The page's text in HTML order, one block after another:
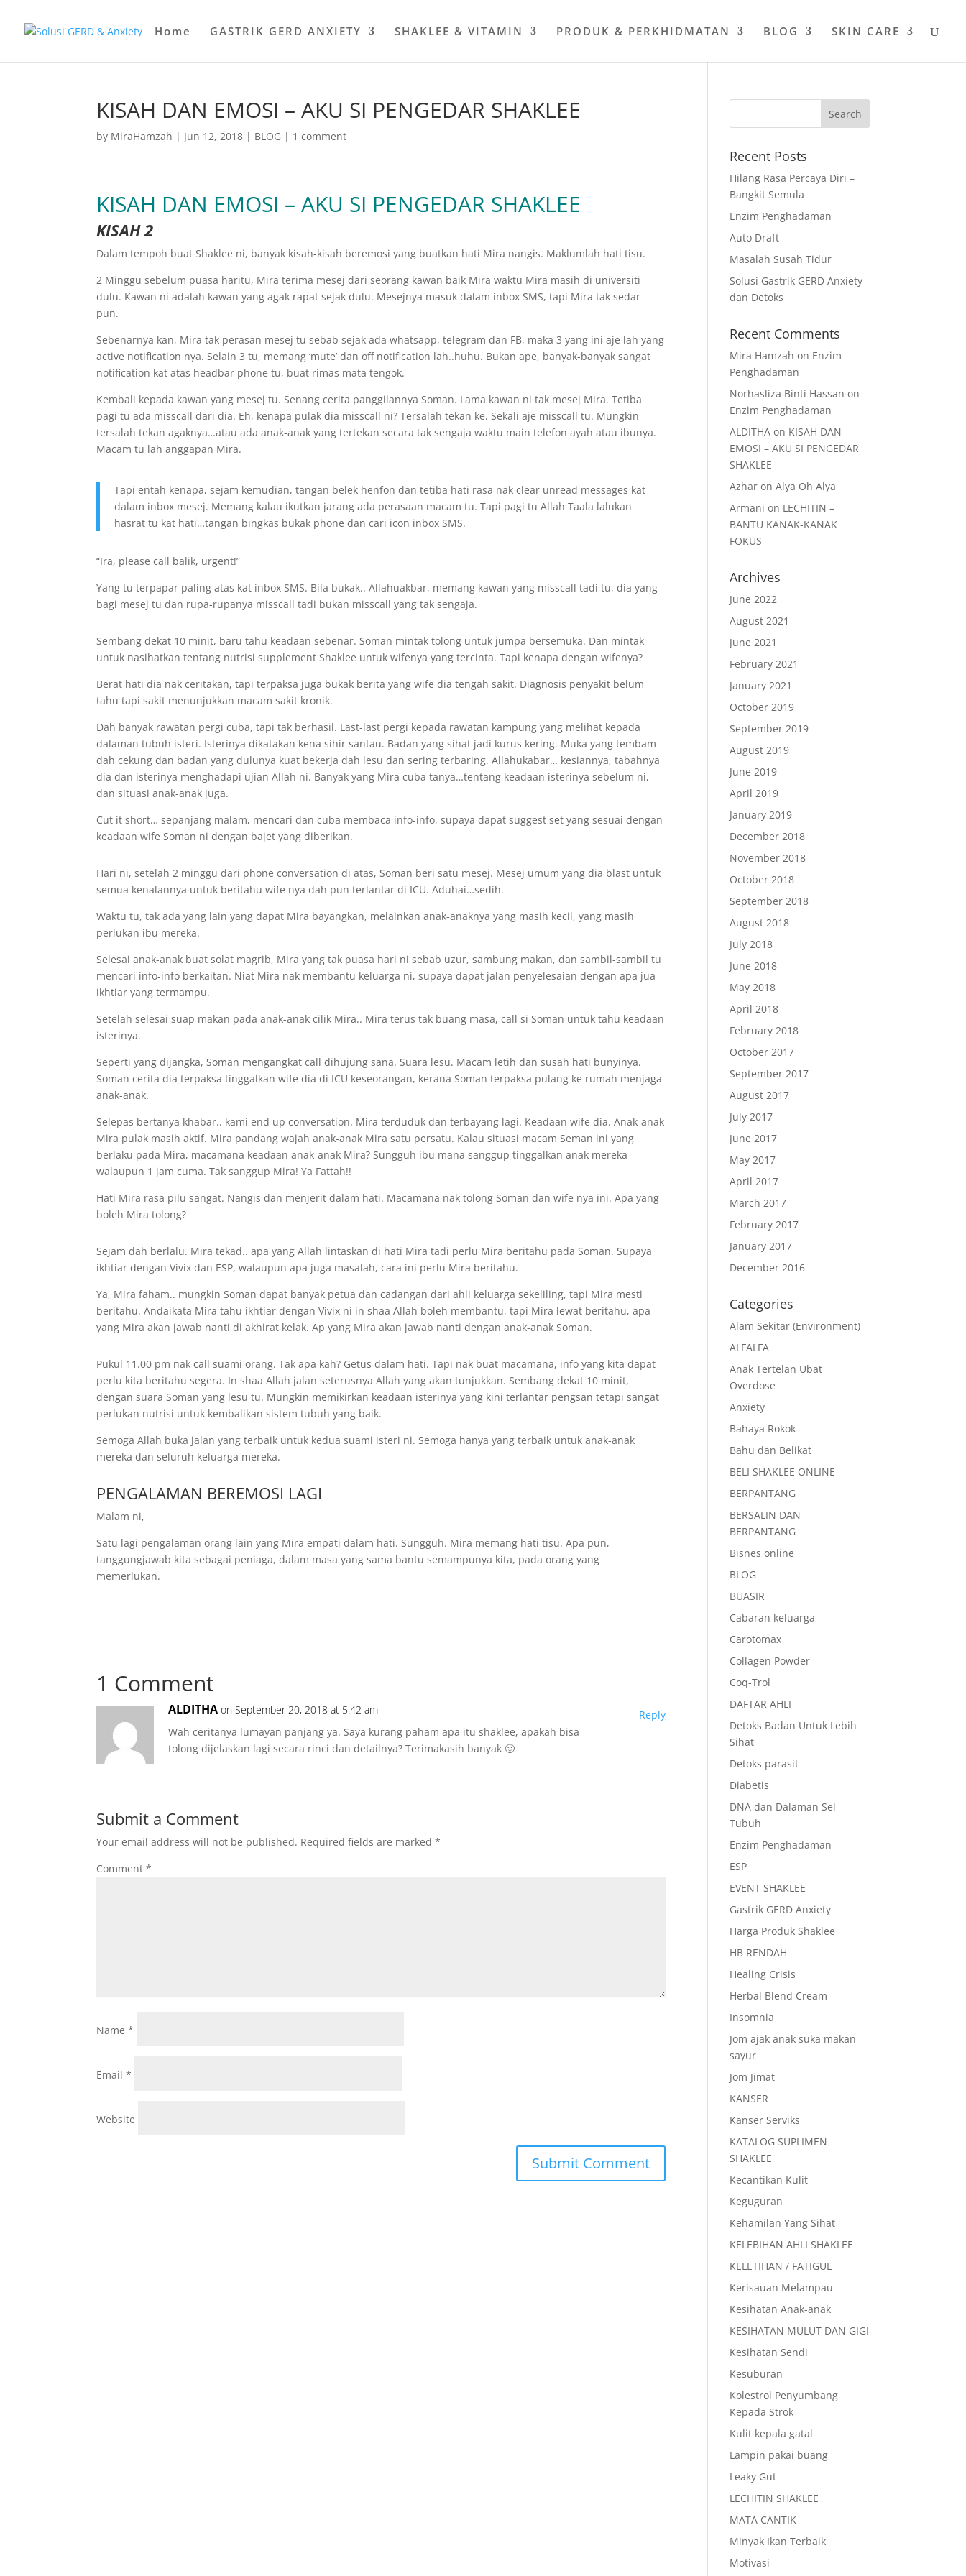
Home GASTRIK GERD ANXIETY SHAKLEE & VITAMIN PRODUK & PERKHIDMATAN BLOG SKIN CARE
KISAH DAN EMOSI – AKU SI PENGEDAR SHAKLEE
by MiraHamzah | Jun 12, 2018 | BLOG | 1 comment
KISAH DAN EMOSI – AKU SI PENGEDAR SHAKLEE
KISAH 2
Dalam tempoh buat Shaklee ni, banyak kisah-kisah beremosi yang buatkan hati Mira nangis. Maklumlah hati tisu.
2 Minggu sebelum puasa haritu, Mira terima mesej dari seorang kawan baik Mira waktu Mira masih di universiti
dulu. Kawan ni adalah kawan yang agak rapat sejak dulu. Mesejnya masuk dalam inbox SMS, tapi Mira tak sedar
pun.
Sebenarnya kan, Mira tak perasan mesej tu sebab sejak ada whatsapp, telegram dan FB, maka 3 yang ini aje lah yang
active notification nya. Selain 3 tu, memang ‘mute’ dan off notification lah..huhu. Bukan ape, banyak-banyak sangat
notification kat atas headbar phone tu, buat rimas mata tengok.
Kembali kepada kawan yang mesej tu. Senang cerita panggilannya Soman. Lama kawan ni tak mesej Mira. Tetiba
pagi tu ada misscall dari dia. Eh, kenapa pulak dia misscall ni? Tersalah tekan ke. Sekali aje misscall tu. Mungkin
tersalah tekan agaknya…atau ada anak-anak yang tertekan secara tak sengaja waktu main telefon ayah atau ibunya.
Macam tu lah anggapan Mira.
Tapi entah kenapa, sejam kemudian, tangan belek henfon dan tetiba hati rasa nak clear unread messages kat
dalam inbox mesej. Memang kalau ikutkan jarang ada perasaan macam tu. Tapi pagi tu Allah Taala lalukan
hasrat tu kat hati…tangan bingkas bukak phone dan cari icon inbox SMS.
“Ira, please call balik, urgent!”
Yang tu terpapar paling atas kat inbox SMS. Bila bukak.. Allahuakbar, memang kawan yang misscall tadi tu, dia yang
bagi mesej tu dan rupa-rupanya misscall tadi bukan misscall yang tak sengaja.
Sembang dekat 10 minit, baru tahu keadaan sebenar. Soman mintak tolong untuk jumpa bersemuka. Dan mintak
untuk nasihatkan tentang nutrisi supplement Shaklee untuk wifenya yang tercinta. Tapi kenapa dengan wifenya?
Berat hati dia nak ceritakan, tapi terpaksa juga bukak berita yang wife dia tengah sakit. Diagnosis penyakit belum
tahu tapi sakit menunjukkan macam sakit kronik.
Dah banyak rawatan pergi cuba, tapi tak berhasil. Last-last pergi kepada rawatan kampung yang melihat kepada
dalaman tubuh isteri. Isterinya dikatakan kena sihir santau. Badan yang sihat jadi kurus kering. Muka yang tembam
dah cekung dan badan yang dulunya kuat bekerja dah lesu dan sering terbaring. Allahukabar… kesiannya, tabahnya
dia dan isterinya menghadapi ujian Allah ni. Banyak yang Mira cuba tanya…tentang keadaan isterinya sebelum ni,
dan situasi anak-anak juga.
Cut it short… sepanjang malam, mencari dan cuba membaca info-info, supaya dapat suggest set yang sesuai dengan
keadaan wife Soman ni dengan bajet yang diberikan.
Hari ni, setelah 2 minggu dari phone conversation di atas, Soman beri satu mesej. Mesej umum yang dia blast untuk
semua kenalannya untuk beritahu wife nya dah pun terlantar di ICU. Aduhai…sedih.
Waktu tu, tak ada yang lain yang dapat Mira bayangkan, melainkan anak-anaknya yang masih kecil, yang masih
perlukan ibu mereka.
Selesai anak-anak buat solat magrib, Mira yang tak puasa hari ni sebab uzur, sambung makan, dan sambil-sambil tu
mencari info-info berkaitan. Niat Mira nak membantu keluarga ni, supaya dapat jalan penyelesaian dengan apa jua
ikhtiar yang termampu.
Setelah selesai suap makan pada anak-anak cilik Mira.. Mira terus tak buang masa, call si Soman untuk tahu keadaan
isterinya.
Seperti yang dijangka, Soman mengangkat call dihujung sana. Suara lesu. Macam letih dan susah hati bunyinya.
Soman cerita dia terpaksa tinggalkan wife dia di ICU keseorangan, kerana Soman terpaksa pulang ke rumah menjaga
anak-anak.
Selepas bertanya khabar.. kami end up conversation. Mira terduduk dan terbayang lagi. Keadaan wife dia. Anak-anak
Mira pulak masih aktif. Mira pandang wajah anak-anak Mira satu persatu. Kalau situasi macam Seman ini yang
berlaku pada Mira, macamana keadaan anak-anak Mira? Sungguh ibu mana sanggup tinggalkan anak mereka
walaupun 1 jam cuma. Tak sanggup Mira! Ya Fattah!!
Hati Mira rasa pilu sangat. Nangis dan menjerit dalam hati. Macamana nak tolong Soman dan wife nya ini. Apa yang
boleh Mira tolong?
Sejam dah berlalu. Mira tekad.. apa yang Allah lintaskan di hati Mira tadi perlu Mira beritahu pada Soman. Supaya
ikhtiar dengan Vivix dan ESP, walaupun apa juga masalah, cara ini perlu Mira beritahu.
Ya, Mira faham.. mungkin Soman dapat banyak petua dan cadangan dari ahli keluarga sekeliling, tapi Mira mesti
beritahu. Andaikata Mira tahu ikhtiar dengan Vivix ni in shaa Allah boleh membantu, tapi Mira lewat beritahu, apa
yang Mira akan jawab nanti di akhirat kelak. Ap yang Mira akan jawab nanti dengan anak-anak Soman.
Pukul 11.00 pm nak call suami orang. Tak apa kah? Getus dalam hati. Tapi nak buat macamana, info yang kita dapat
perlu kita beritahu segera. In shaa Allah jalan seterusnya Allah yang akan tunjukkan. Sembang dekat 10 minit,
dengan suara Soman yang lesu tu. Mungkin memikirkan keadaan isterinya yang kini terlantar pengsan tetapi sangat
perlukan nutrisi untuk kembalikan sistem tubuh yang baik.
Semoga Allah buka jalan yang terbaik untuk kedua suami isteri ni. Semoga hanya yang terbaik untuk anak-anak
mereka dan seluruh keluarga mereka.
PENGALAMAN BEREMOSI LAGI
Malam ni,
Satu lagi pengalaman orang lain yang Mira empati dalam hati. Sungguh. Mira memang hati tisu. Apa pun,
tanggungjawab kita sebagai peniaga, dalam masa yang sama bantu semampunya kita, pada orang yang
memerlukan.
1 Comment
ALDITHA on September 20, 2018 at 5:42 am
Wah ceritanya lumayan panjang ya. Saya kurang paham apa itu shaklee, apakah bisa
tolong dijelaskan lagi secara rinci dan detailnya? Terimakasih banyak 🙂
Reply
Submit a Comment
Your email address will not be published. Required fields are marked*
Comment*
Name*
Email*
Website
Recent Posts
Hilang Rasa Percaya Diri –
Bangkit Semula
Enzim Penghadaman
Auto Draft
Masalah Susah Tidur
Solusi Gastrik GERD Anxiety
dan Detoks
Recent Comments
Mira Hamzah on Enzim
Penghadaman
Norhasliza Binti Hassan on
Enzim Penghadaman
ALDITHA on KISAH DAN
EMOSI – AKU SI PENGEDAR
SHAKLEE
Azhar onAlya Oh Alya
Armani on LECHITIN –
BANTU KANAK-KANAK
FOKUS
Archives
June 2022
August 2021
June 2021
February 2021
January 2021
October 2019
September 2019
August 2019
June 2019
April 2019
January 2019
December 2018
November 2018
October 2018
September 2018
August 2018
July 2018
June 2018
May 2018
April 2018
February 2018
October 2017
September 2017
August 2017
July 2017
June 2017
May 2017
April 2017
March 2017
February 2017
January 2017
December 2016
Categories
Alam Sekitar (Environment)
ALFALFA
Anak Tertelan Ubat
Overdose
Anxiety
Bahaya Rokok
Bahu dan Belikat
BELI SHAKLEE ONLINE
BERPANTANG
BERSALIN DAN
BERPANTANG
Bisnes online
BLOG
BUASIR
Cabaran keluarga
Carotomax
Collagen Powder
Coq-Trol
DAFTAR AHLI
Detoks Badan Untuk Lebih
Sihat
Detoks parasit
Diabetis
DNA dan Dalaman Sel
Tubuh
Enzim Penghadaman
ESP
EVENT SHAKLEE
Gastrik GERD Anxiety
Harga Produk Shaklee
HB RENDAH
Healing Crisis
Herbal Blend Cream
Insomnia
Jom ajak anak suka makan
sayur
Jom Jimat
KANSER
Kanser Serviks
KATALOG SUPLIMEN
SHAKLEE
Kecantikan Kulit
Keguguran
Kehamilan Yang Sihat
KELEBIHAN AHLI SHAKLEE
KELETIHAN / FATIGUE
Kerisauan Melampau
Kesihatan Anak-anak
KESIHATAN MULUT DAN GIGI
Kesihatan Sendi
Kesuburan
Kolestrol Penyumbang
Kepada Strok
Kulit kepala gatal
Lampin pakai buang
Leaky Gut
LECHITIN SHAKLEE
MATA CANTIK
Minyak Ikan Terbaik
Motivasi